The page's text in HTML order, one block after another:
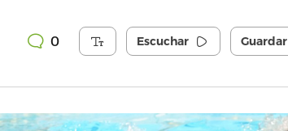
0 Escuchar Guardar